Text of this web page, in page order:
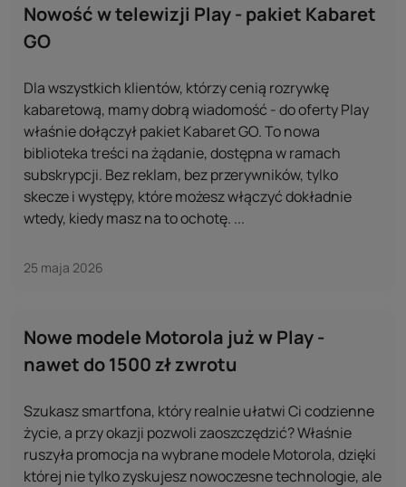
Nowość w telewizji Play - pakiet Kabaret
GO
Dla wszystkich klientów, którzy cenią rozrywkę
kabaretową, mamy dobrą wiadomość - do oferty Play
właśnie dołączył pakiet Kabaret GO. To nowa
biblioteka treści na żądanie, dostępna w ramach
subskrypcji. Bez reklam, bez przerywników, tylko
skecze i występy, które możesz włączyć dokładnie
wtedy, kiedy masz na to ochotę. ...
25 maja 2026
Nowe modele Motorola już w Play -
nawet do 1500 zł zwrotu
Szukasz smartfona, który realnie ułatwi Ci codzienne
życie, a przy okazji pozwoli zaoszczędzić? Właśnie
ruszyła promocja na wybrane modele Motorola, dzięki
której nie tylko zyskujesz nowoczesne technologie, ale